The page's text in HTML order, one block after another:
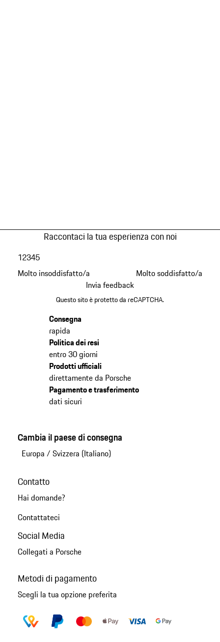
Raccontaci la tua esperienza con noi
Molto insoddisfatto/a
12345
Molto soddisfatto/a
Invia feedback
Questo sito è protetto da reCAPTCHA.
Consegna
rapida
Politica dei resi
entro 30 giorni
Prodotti ufficiali
direttamente da Porsche
Pagamento e trasferimento
dati sicuri
Cambia il paese di consegna
Europa / Svizzera (Italiano)
Contatto
Hai domande?
Contattateci
Social Media
Collegati a Porsche
Metodi di pagamento
Scegli la tua opzione preferita